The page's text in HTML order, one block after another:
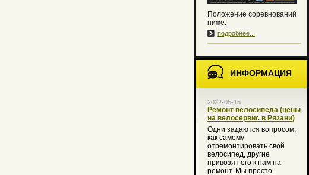
Положение соревнований
ниже:
подробнее...
ИНФОРМАЦИЯ
2022-05-15
Ремонт велосипеда (цены
на велосервис в Рязани)
Одни задаются вопросом,
как самому
отремонтировать свой
велосипед, другие
привозят его к нам на
ремонт. Мы просто